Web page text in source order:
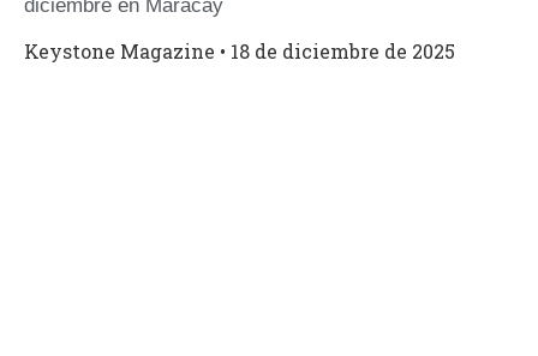
diciembre en Maracay
Keystone Magazine 18 de diciembre de 2025